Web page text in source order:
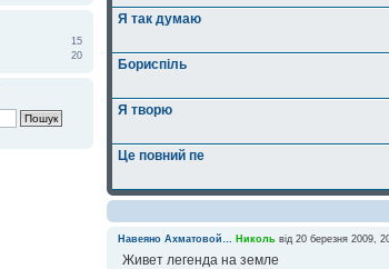
15
20
Я так думаю
Бориспіль
Я творю
Це повний пе
Навеяно Ахматовой… Николь від 20 березня 2009,
Живет легенда на земле